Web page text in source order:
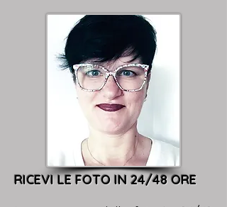
RICEVI LE FOTO IN 24/48 ORE